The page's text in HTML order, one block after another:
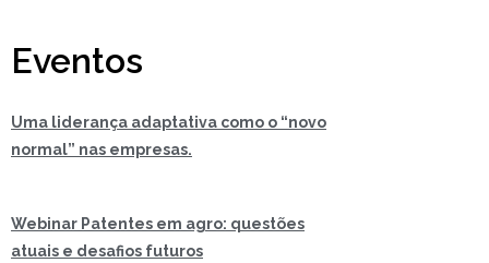
Eventos
Uma liderança adaptativa como o “novo
normal” nas empresas.
Webinar Patentes em agro: questões
atuais e desafios futuros